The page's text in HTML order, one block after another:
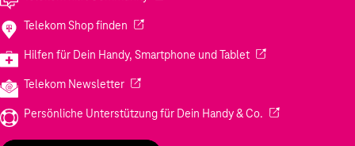
Telekom Shop finden (Wird in einem neuen Tab geöffnet)
Hilfen für Dein Handy, Smartphone und Tablet(Wird in einem
Telekom Newsletter(Wird in einem neuen Tab geöffnet)
Persönliche Unterstützung für Dein Handy & Co. (Wird in einem